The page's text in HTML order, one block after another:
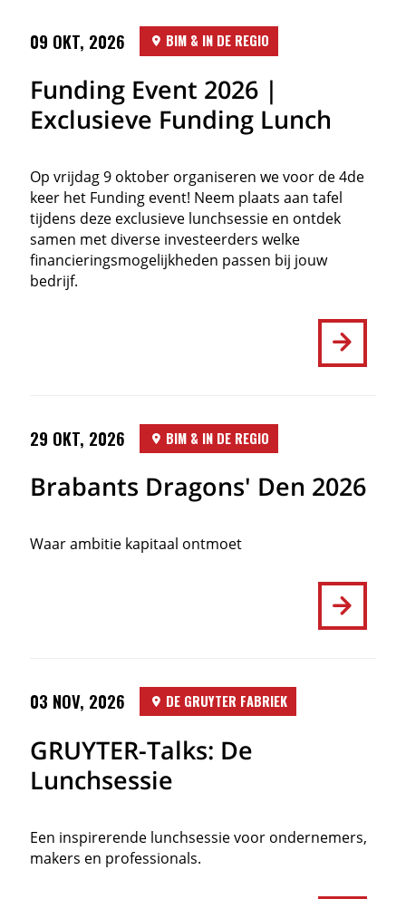
09 OKT, 2026 BIM & IN DE REGIO
Funding Event 2026 |
Exclusieve Funding Lunch
Op vrijdag 9 oktober organiseren we voor de 4de
keer het Funding event! Neem plaats aan tafel
tijdens deze exclusieve lunchsessie en ontdek
samen met diverse investeerders welke
financieringsmogelijkheden passen bij jouw
bedrijf.
29 OKT, 2026 BIM & IN DE REGIO
Brabants Dragons' Den 2026
Waar ambitie kapitaal ontmoet
03 NOV, 2026 DE GRUYTER FABRIEK
GRUYTER-Talks: De
Lunchsessie
Een inspirerende lunchsessie voor ondernemers,
makers en professionals.